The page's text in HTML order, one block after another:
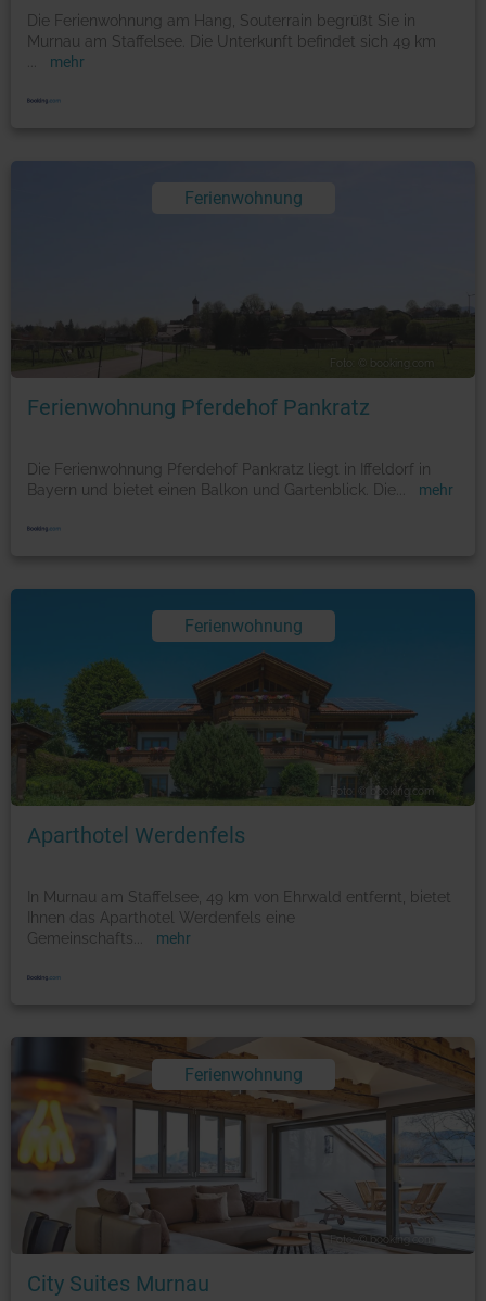
Die Ferienwohnung am Hang, Souterrain begrüßt Sie in
Murnau am Staffelsee. Die Unterkunft befindet sich 49 km
mehr
Ferienwohnung
Foto: © booking.com
Ferienwohnung Pferdehof Pankratz
Die Ferienwohnung Pferdehof Pankratz liegt in Iffeldorf in
Bayern und bietet einen Balkon und Gartenblick. Die
mehr
Ferienwohnung
Foto: © booking.com
Aparthotel Werdenfels
In Murnau am Staffelsee, 49 km von Ehrwald entfernt, bietet
Ihnen das Aparthotel Werdenfels eine
Gemeinschafts
mehr
Ferienwohnung
Foto: © booking.com
City Suites Murnau